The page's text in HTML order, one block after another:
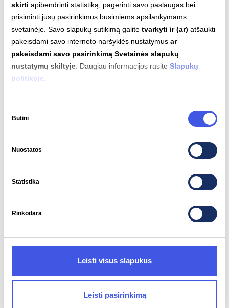
skirti apibendrinti statistiką, pagerinti savo paslaugas bei
prisiminti jūsų pasirinkimus būsimiems apsilankymams
svetainėje. Savo slapukų sutikimą galitetvarkyti ir (ar) atšaukti
pakeisdami savo interneto naršyklės nustatymusar
pakeisdami savo pasirinkimą Svetainės slapukų
nustatymų skiltyje . Daugiau informacijos rasiteSlapukų
politikoje
pasirinkimas
Būtini
Nuostatos
Statistika
Rinkodara
Leisti visus slapukus
Leisti pasirinkimą
2026-06-10
elektromobilių varžybas lydės daugybė